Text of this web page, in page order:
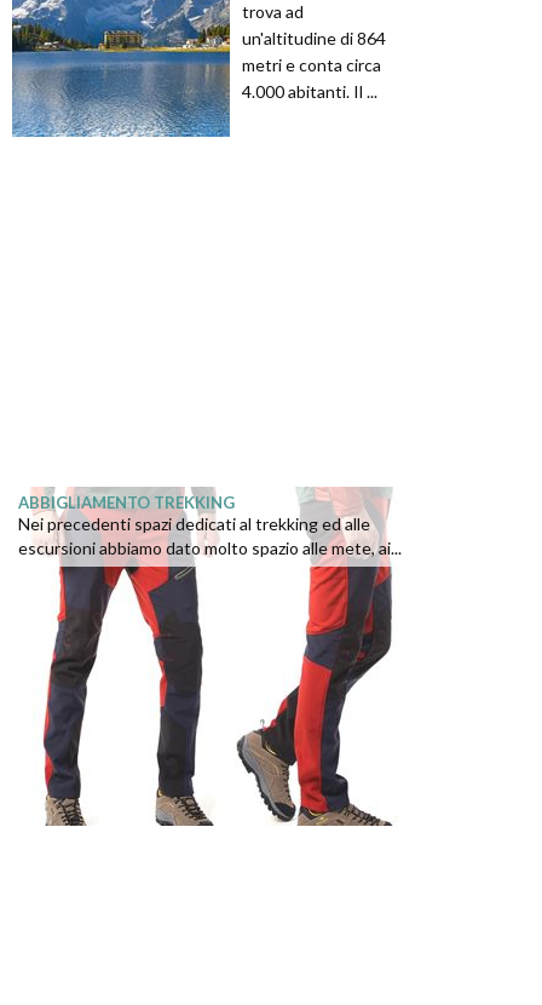
trova ad
un'altitudine di 864
metri e conta circa
4.000 abitanti. Il ...
ABBIGLIAMENTO TREKKING
Nei precedenti spazi dedicati al trekking ed alle
escursioni abbiamo dato molto spazio alle mete, ai...